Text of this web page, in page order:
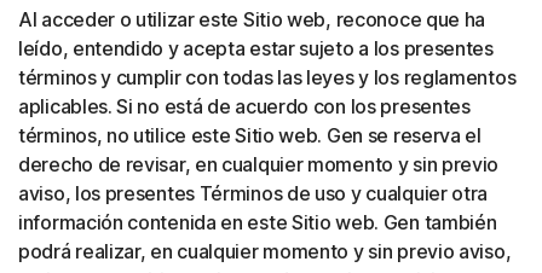
Al acceder o utilizar este Sitio web, reconoce que ha
leído, entendido y acepta estar sujeto a los presentes
términos y cumplir con todas las leyes y los reglamentos
aplicables. Si no está de acuerdo con los presentes
términos, no utilice este Sitio web. Gen se reserva el
derecho de revisar, en cualquier momento y sin previo
aviso, los presentes Términos de uso y cualquier otra
información contenida en este Sitio web. Gen también
podrá realizar, en cualquier momento y sin previo aviso,